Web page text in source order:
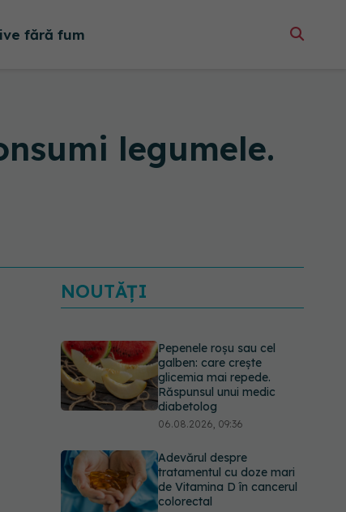
fără fum
legumele.
NOUTĂȚI
Pepenele roșu sau cel
galben: care crește
glicemia mai repede.
Răspunsul unui medic
diabetolog
06.08.2026, 09:36
Adevărul despre
tratamentul cu doze mari
de Vitamina D în cancerul
colorectal